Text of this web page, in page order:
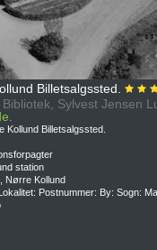
Billetsalgssted.
Sylvest Jensen
Kollund Billetsalgssted.
station
Nørre Kollund
Postnummer: By: Sogn: